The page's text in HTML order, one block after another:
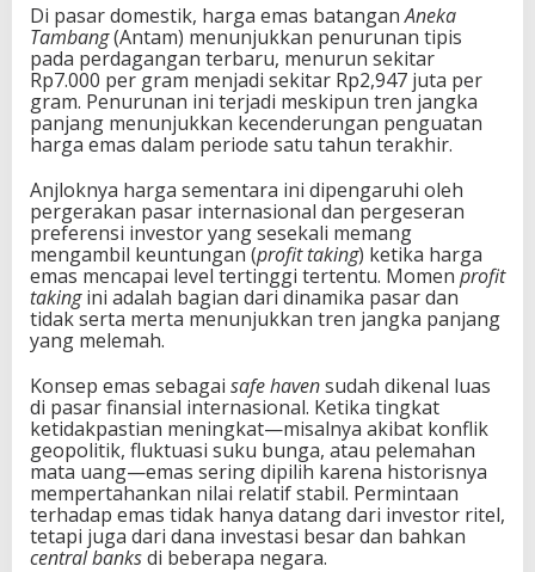
Di pasar domestik, harga emas batanganAneka
Tambang(Antam) menunjukkan penurunan tipis
pada perdagangan terbaru, menurun sekitar
Rp7.000 per gram menjadi sekitar Rp2,947 juta per
gram. Penurunan ini terjadi meskipun tren jangka
panjang menunjukkan kecenderungan penguatan
harga emas dalam periode satu tahun terakhir.
Anjloknya harga sementara ini dipengaruhi oleh
pergerakan pasar internasional dan pergeseran
preferensi investor yang sesekali memang
mengambil keuntungan (profit taking) ketika harga
emas mencapai level tertinggi tertentu. Momen profit
takingini adalah bagian dari dinamika pasar dan
tidak serta merta menunjukkan tren jangka panjang
yang melemah.
Konsep emas sebagai safe havensudah dikenal luas
di pasar finansial internasional. Ketika tingkat
ketidakpastian meningkat—misalnya akibat konflik
geopolitik, fluktuasi suku bunga, atau pelemahan
mata uang—emas sering dipilih karena historisnya
mempertahankan nilai relatif stabil. Permintaan
terhadap emas tidak hanya datang dari investor ritel,
tetapi juga dari dana investasi besar dan bahkan
central banksdi beberapa negara.